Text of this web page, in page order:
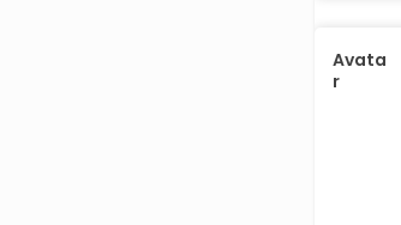
Avata
r